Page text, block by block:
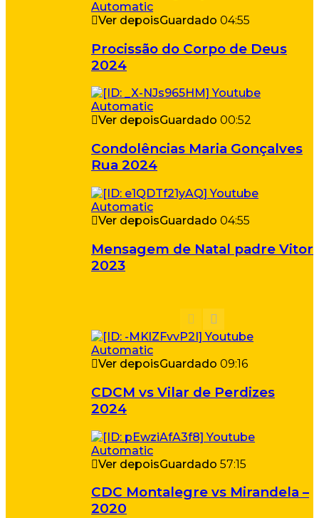
Ver depoisGuardado 04:55
Procissão do Corpo de Deus
2024
Ver depoisGuardado 00:52
Condolências Maria Gonçalves
Rua 2024
Ver depoisGuardado 04:55
Mensagem de Natal padre Vitor
2023
Ver depoisGuardado 09:16
CDCM vs Vilar de Perdizes
2024
Ver depoisGuardado 57:15
CDC Montalegre vs Mirandela –
2020